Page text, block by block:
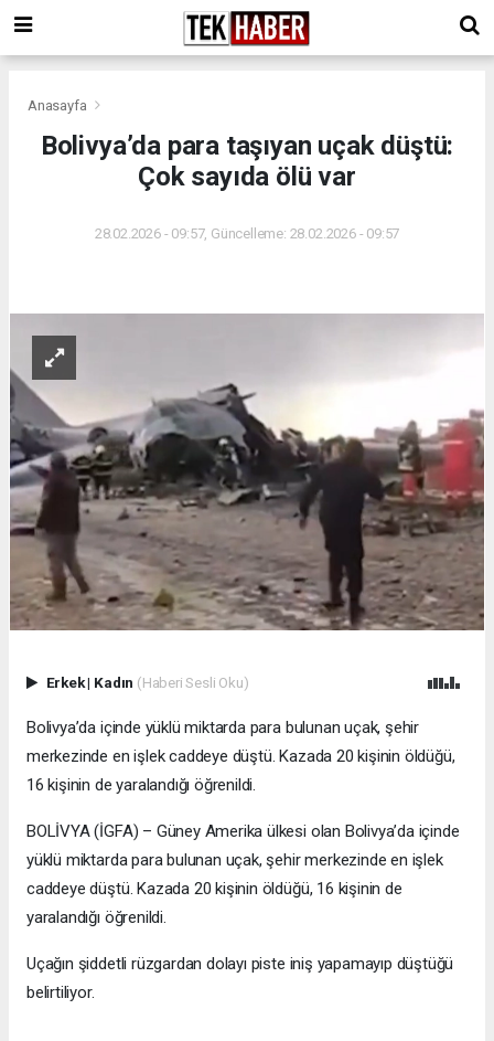
Anasayfa
Bolivya’da para taşıyan uçak düştü:
Çok sayıda ölü var
28.02.2026 - 09:57, Güncelleme: 28.02.2026 - 09:57
Erkek| Kadın (Haberi Sesli Oku)
Bolivya’da içinde yüklü miktarda para bulunan uçak, şehir
merkezinde en işlek caddeye düştü. Kazada 20 kişinin öldüğü,
16 kişinin de yaralandığı öğrenildi.
BOLİVYA (İGFA) – Güney Amerika ülkesi olan Bolivya’da içinde
yüklü miktarda para bulunan uçak, şehir merkezinde en işlek
caddeye düştü. Kazada 20 kişinin öldüğü, 16 kişinin de
yaralandığı öğrenildi.
Uçağın şiddetli rüzgardan dolayı piste iniş yapamayıp düştüğü
belirtiliyor.